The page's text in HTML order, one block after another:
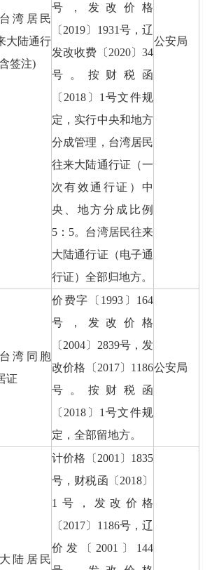
湾居民
大陆通行
签注)
号，发改价格
〔2019〕1931号，辽
发改收费〔2020〕34
号。按财税函
〔2018〕1号文件规
定，实行中央和地方
分成管理，台湾居民
往来大陆通行证（一
次有效通行证）中
央、地方分成比例
5：5。台湾居民往来
大陆通行证（电子通
行证）全部归地方。
公安局
湾同胞
证
价费字〔1993〕164
号，发改价格
〔2004〕2839号，发
改价格〔2017〕1186
号。按财税函
〔2018〕1号文件规
定，全部留地方。
公安局
陆居民
计价格〔2001〕1835
号，财税函〔2018〕
1号，发改价格
〔2017〕1186号，辽
价发〔2001〕144